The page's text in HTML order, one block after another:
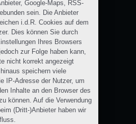
Google-Maps, RSS-
sein. Die Anbieter
i.d.R. Cookies auf dem
Dies können Sie durch
Ihres Browsers
zur Folge haben kann,
nicht korrekt angezeigt
speichern viele
IP-Adresse der Nutzer, um
Inhalte an den Browser des
können. Auf die Verwendung
(Dritt-)Anbieter haben wir